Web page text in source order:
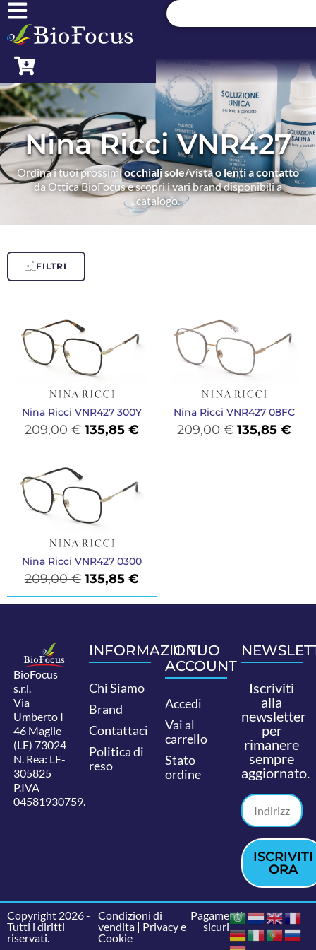
Nina Ricci VNR427
Ordina i tuoi prossimiocchiali sole/vista o lenti a contatto
da Ottica BioFocus e scopri i vari brand disponibili a
catalogo.
FILTRI
Nina Ricci VNR427 300Y
209,00€ 135,85 €
Nina Ricci VNR427 08FC
209,00€ 135,85€
Nina Ricci VNR427 0300
209,00€ 135,85 €
BioFocus
s.r.l.
Via
Umberto I
46 Maglie
(LE) 73024
N. Rea: LE-
305825
P.IVA
04581930759.
INFORMAZIONI
Chi Siamo
Brand
Contattaci
Politica di
reso
IL TUO
ACCOUNT
Accedi
Vai al
carrello
Stato
ordine
Iscriviti
alla
newsletter
per
rimanere
sempre
aggiornato.
ISCRIVITI
ORA
Copyright 2026 -
Tutti i diritti
riservati.
Condizioni di
vendita| Privacy e
Cookie
Pagamenti
sicuri